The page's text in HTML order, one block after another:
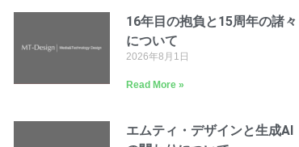
16年目の抱負と15周年の諸々
について
2026年8月1日
Read More »
エムティ・デザインと生成AI